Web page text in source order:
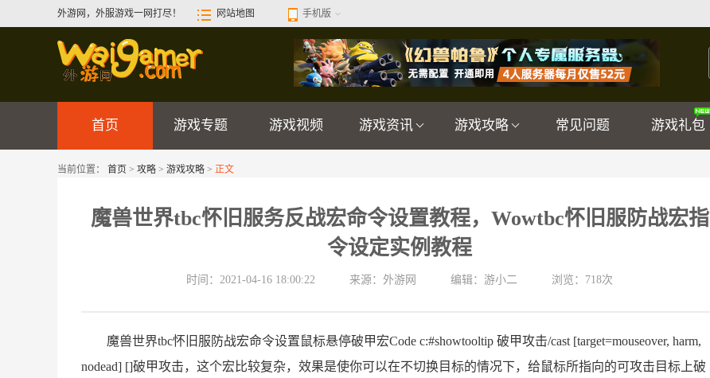
外游网，外服游戏一网打尽！ 网站地图 手机版
首页 游戏专题 游戏视频 游戏资讯 游戏攻略 常见问题 游戏礼包
当前位置： 首页 > 攻略 > 游戏攻略 > 正文
魔兽世界tbc怀旧服务反战宏命令设置教程，Wowtbc怀旧服防战宏指
令设定实例教程
时间：2021-04-16 18:00:22 来源：外游网 编辑：游小二 浏览： 718次
魔兽世界tbc怀旧服防战宏命令设置鼠标悬停破甲宏Code c:#showtooltip 破甲攻击/cast [target=mouseover, harm,
nodead] []破甲攻击，这个宏比较复杂，效果是使你可以在不切换目标的情况下，给鼠标所指向的可攻击目标上破